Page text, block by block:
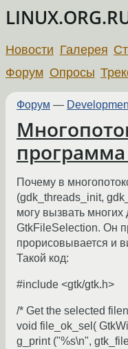
Новости Галерея
Форум Опросы
Форум —
программа
Почему в
(gdk_threads_init,
могу вызвать
GtkFileSelection. Он
прорисовывается и
Такой код:
#include <gtk/gtk.h>
/* Get the selected
void file_ok_sel(
g_print ("%s\n",